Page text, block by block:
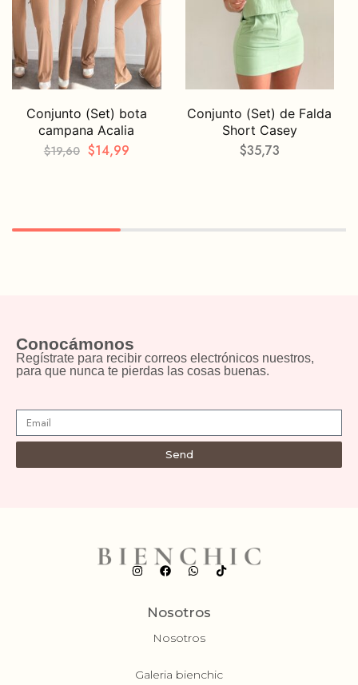
Conjunto (Set) bota
campana Acalia
$19,60 $14,99
Conjunto (Set) de Falda
Short Casey
$35,73
Conocámonos
Regístrate para recibir correos electrónicos nuestros,
para que nunca te pierdas las cosas buenas.
Send
Nosotros
Nosotros
Galeria bienchic